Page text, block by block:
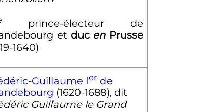
prince-électeur de
et duc enPrusse
1640)
Guillaume Ier de
(1620-1688), dit
Guillaume le Grand